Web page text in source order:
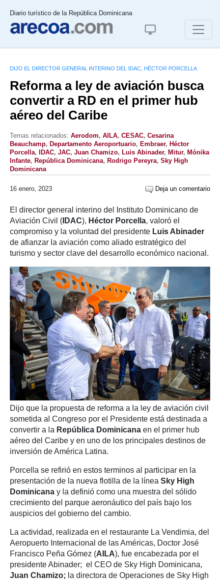
Diario turístico de la República Dominicana
DIJO EL DIRECTOR GENERAL INTERINO DEL IDAC, HÉCTOR PORCELLA
Reforma a ley de aviación busca
convertir a RD en el primer hub
aéreo del Caribe
Temas relacionados: Aerodom, AILA, CESAC, Cesarina
Beauchamp, Departamento Aeroportuario, Embraer, Héctor
Porcella, IDAC, JAC, Juan Chamizo, Luis Abinader, Mitur, Mónika
Infante, República Dominicana, Rodrigo Pereyra, Sky High
Dominicana
16 enero, 2023 Deja un comentario
El director general interino del Instituto Dominicano de
Aviación Civil ( IDAC), Héctor Porcella, valoró el
compromiso y la voluntad del presidente Luis Abinader
de afianzar la aviación como aliado estratégico del
turismo y sector clave del desarrollo económico nacional.
Dijo que la propuesta de reforma a la ley de aviación civil
sometida al Congreso por el Presidente está destinada a
convertir a la República Dominicana en el primer hub
aéreo del Caribe y en uno de los principales destinos de
inversión de América Latina.
Porcella se refirió en estos terminos al participar en la
presentación de la nueva flotilla de la línea Sky High
Dominicana y la definió como una muestra del sólido
crecimiento del parque aeronáutico del país bajo los
auspicios del gobierno del cambio.
La actividad, realizada en el restaurante La Vendimia, del
Aeropuerto Internacional de las Américas, Doctor José
Francisco Peña Gómez (AILA), fue encabezada por el
presidente Abinader; el CEO de Sky High Dominicana,
Juan Chamizo; la directora de Operaciones de Sky High